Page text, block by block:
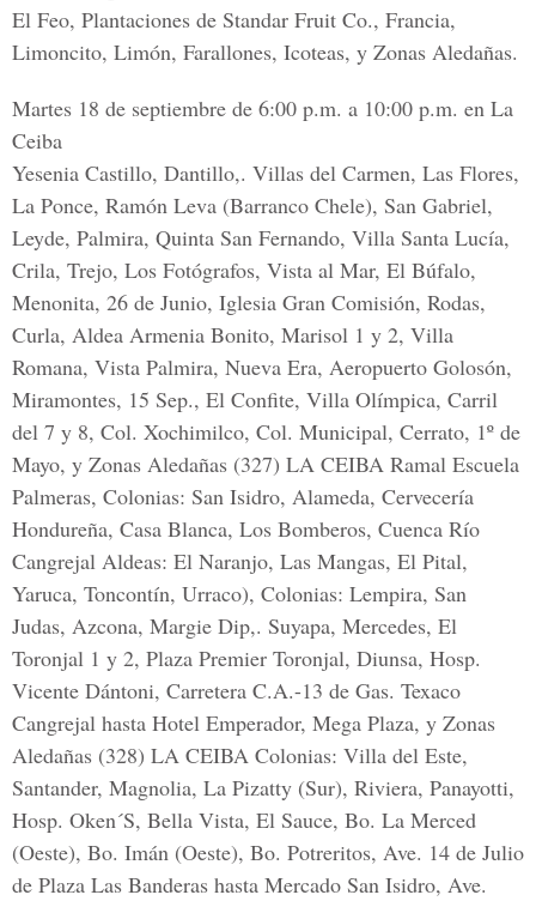
El Feo, Plantaciones de Standar Fruit Co., Francia,
Limoncito, Limón, Farallones, Icoteas, y Zonas Aledañas.
Martes 18 de septiembre de 6:00 p.m. a 10:00 p.m. en La
Ceiba
Yesenia Castillo, Dantillo,. Villas del Carmen, Las Flores,
La Ponce, Ramón Leva (Barranco Chele), San Gabriel,
Leyde, Palmira, Quinta San Fernando, Villa Santa Lucía,
Crila, Trejo, Los Fotógrafos, Vista al Mar, El Búfalo,
Menonita, 26 de Junio, Iglesia Gran Comisión, Rodas,
Curla, Aldea Armenia Bonito, Marisol 1 y 2, Villa
Romana, Vista Palmira, Nueva Era, Aeropuerto Golosón,
Miramontes, 15 Sep., El Confite, Villa Olímpica, Carril
del 7 y 8, Col. Xochimilco, Col. Municipal, Cerrato, 1º de
Mayo, y Zonas Aledañas (327) LA CEIBA Ramal Escuela
Palmeras, Colonias: San Isidro, Alameda, Cervecería
Hondureña, Casa Blanca, Los Bomberos, Cuenca Río
Cangrejal Aldeas: El Naranjo, Las Mangas, El Pital,
Yaruca, Toncontín, Urraco), Colonias: Lempira, San
Judas, Azcona, Margie Dip,. Suyapa, Mercedes, El
Toronjal 1 y 2, Plaza Premier Toronjal, Diunsa, Hosp.
Vicente Dántoni, Carretera C.A.-13 de Gas. Texaco
Cangrejal hasta Hotel Emperador, Mega Plaza, y Zonas
Aledañas (328) LA CEIBA Colonias: Villa del Este,
Santander, Magnolia, La Pizatty (Sur), Riviera, Panayotti,
Hosp. Oken´S, Bella Vista, El Sauce, Bo. La Merced
(Oeste), Bo. Imán (Oeste), Bo. Potreritos, Ave. 14 de Julio
de Plaza Las Banderas hasta Mercado San Isidro, Ave.